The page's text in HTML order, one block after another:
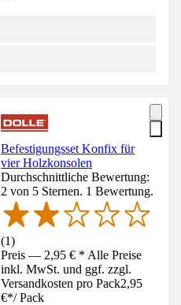
Befestigungsset Konfix für
vier Holzkonsolen
Durchschnittliche Bewertung:
2 von 5 Sternen. 1 Bewertung.
(1)
Preis — 2,95 € * Alle Preise
inkl. MwSt. und ggf. zzgl.
Versandkosten pro Pack2,95
€*/ Pack